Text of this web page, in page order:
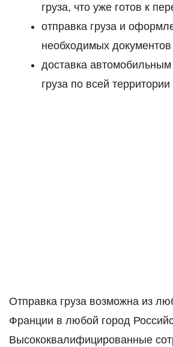
груза, что уже готов к
отправка груза и
необходимых
доставка
груза по всей
Отправка груза возможна из
Франции в любой город
Высококвалифицированные